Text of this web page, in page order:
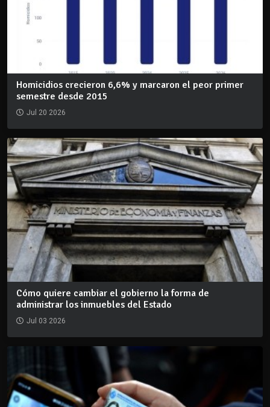
Homicidios crecieron 6,6% y marcaron el peor primer
semestre desde 2015
Jul 20 2026
Cómo quiere cambiar el gobierno la forma de
administrar los inmuebles del Estado
Jul 03 2026